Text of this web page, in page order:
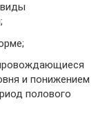
и понижением
полового